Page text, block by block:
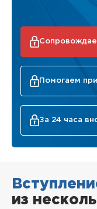
Помогаем
За 24 часа
из